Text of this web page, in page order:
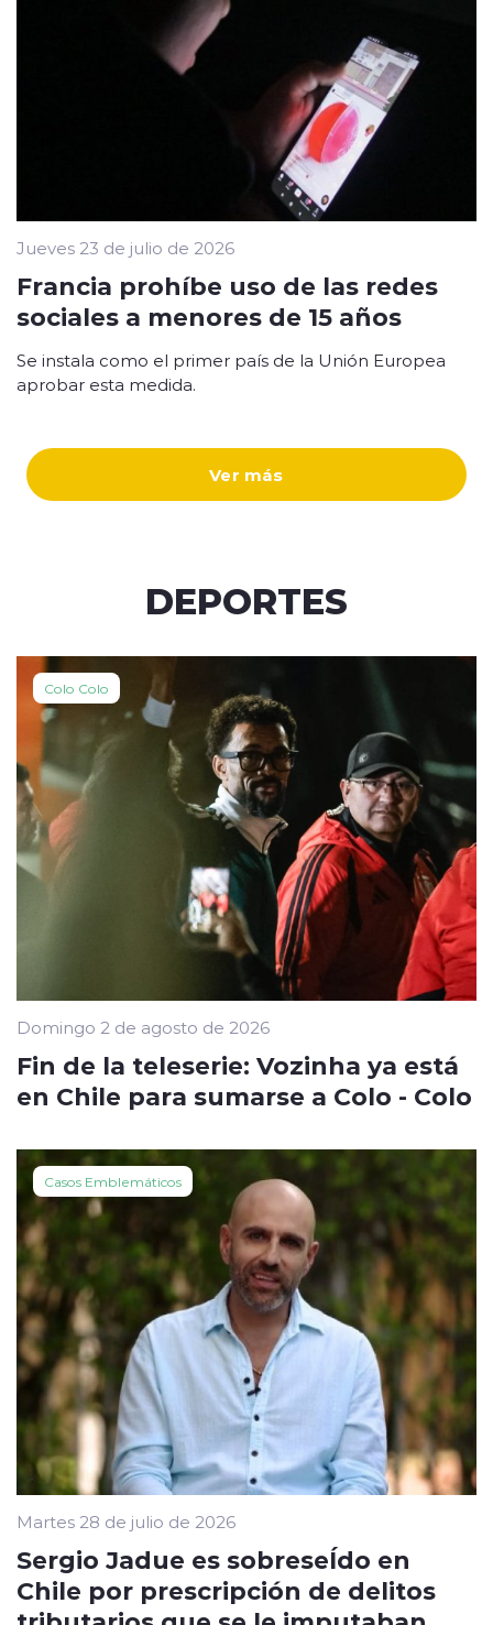
Ver más
Jueves 23 de julio de 2026
Francia prohíbe uso de las redes
sociales a menores de 15 años
Se instala como el primer país de la Unión Europea
aprobar esta medida.
DEPORTES
Colo Colo
Domingo 2 de agosto de 2026
Fin de la teleserie: Vozinha ya está
en Chile para sumarse a Colo - Colo
Casos Emblemáticos
Martes 28 de julio de 2026
Sergio Jadue es sobreseÍdo en
Chile por prescripción de delitos